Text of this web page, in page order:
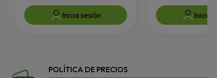
Inicia sesión Inicia
POLÍTICA DE PRECIOS